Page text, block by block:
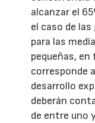
alcanzar el
el caso de
para las
pequeñas,
corresponde
desarrollo
deberán
de entre uno